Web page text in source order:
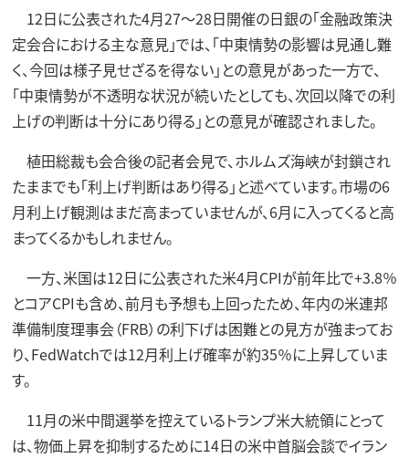
12日に公表された4月27～28日開催の日銀の「金融政策決
定会合における主な意見」では、「中東情勢の影響は見通し難
く、今回は様子見せざるを得ない」との意見があった一方で、
「中東情勢が不透明な状況が続いたとしても、次回以降での利
上げの判断は十分にあり得る」との意見が確認されました。
植田総裁も会合後の記者会見で、ホルムズ海峡が封鎖され
たままでも「利上げ判断はあり得る」と述べています。市場の6
月利上げ観測はまだ高まっていませんが、6月に入ってくると高
まってくるかもしれません。
一方、米国は12日に公表された米4月CPIが前年比で+3.8％
とコアCPIも含め、前月も予想も上回ったため、年内の米連邦
準備制度理事会（FRB）の利下げは困難との見方が強まってお
り、FedWatchでは12月利上げ確率が約35％に上昇していま
す。
11月の米中間選挙を控えているトランプ米大統領にとって
は、物価上昇を抑制するために14日の米中首脳会談でイラン